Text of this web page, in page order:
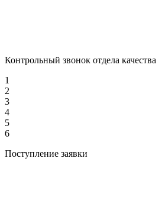
Контрольный звонок отдела качества
1
2
3
4
5
6
Поступление заявки